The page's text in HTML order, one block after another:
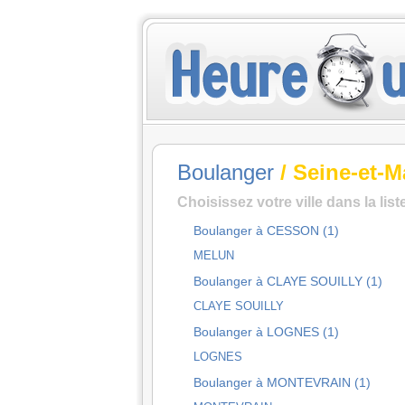
Boulanger / Seine-et-
Choisissez votre ville dans la
Boulanger à CESSON (1)
MELUN
Boulanger à CLAYE SOUILLY (1)
CLAYE SOUILLY
Boulanger à LOGNES (1)
LOGNES
Boulanger à MONTEVRAIN (1)